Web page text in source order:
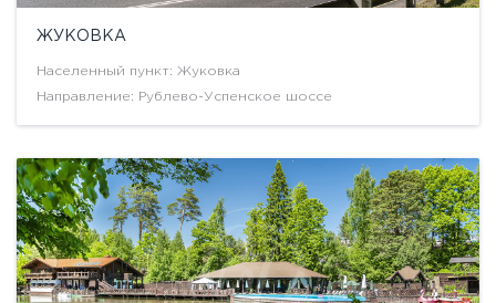
ЖУКОВКА
Населенный пункт: Жуковка
Направление: Рублево-Успенское шоссе